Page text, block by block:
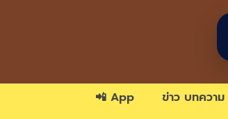
📲 App ข่าว บทความ